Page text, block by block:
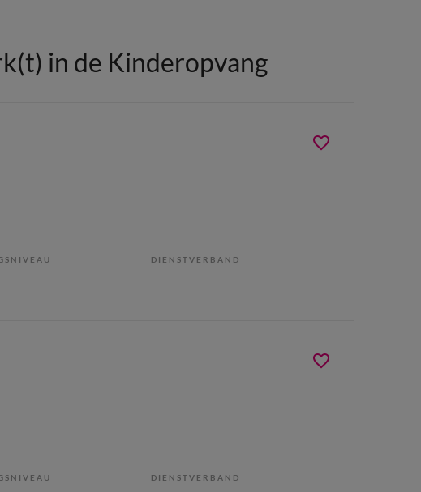
in de Kinderopvang
DIENSTVERBAND
DIENSTVERBAND